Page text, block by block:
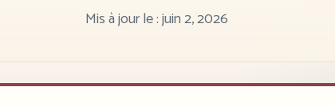
Mis à jour le :juin 2, 2026